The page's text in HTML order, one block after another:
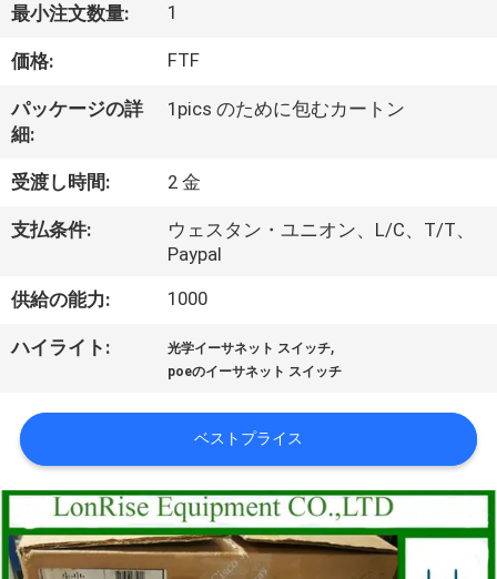
わ
た
し
た
ち
つ
い
工
ツ
最小注文数量: 1
価格: FTF
パッケージの詳
細:
1pics のために包むカートン
受渡し時間: 2 金
支払条件:
ウェスタン・ユニオン、L/C、T/T、
Paypal
供給の能力: 1000
ハイライト: 光学イーサネット スイッチ,
poeのイーサネット スイッチ
ベストプライス